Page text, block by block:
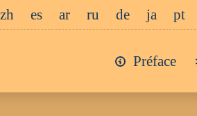
zh es ar ru de ja pt
Préface